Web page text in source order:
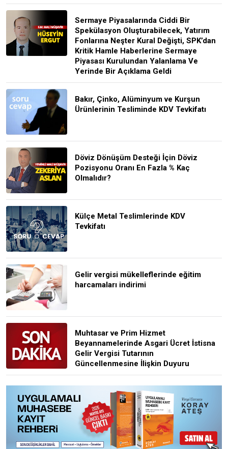
Sermaye Piyasalarında Ciddi Bir
Spekülasyon Oluşturabilecek, Yatırım
Fonlarına Neşter Kural Değişti, SPK’dan
Kritik Hamle Haberlerine Sermaye
Piyasası Kurulundan Yalanlama Ve
Yerinde Bir Açıklama Geldi
Bakır, Çinko, Alüminyum ve Kurşun
Ürünlerinin Tesliminde KDV Tevkifatı
Döviz Dönüşüm Desteği İçin Döviz
Pozisyonu Oranı En Fazla % Kaç
Olmalıdır?
Külçe Metal Teslimlerinde KDV
Tevkifatı
Gelir vergisi mükelleflerinde eğitim
harcamaları indirimi
Muhtasar ve Prim Hizmet
Beyannamelerinde Asgari Ücret İstisna
Gelir Vergisi Tutarının
Güncellenmesine İlişkin Duyuru